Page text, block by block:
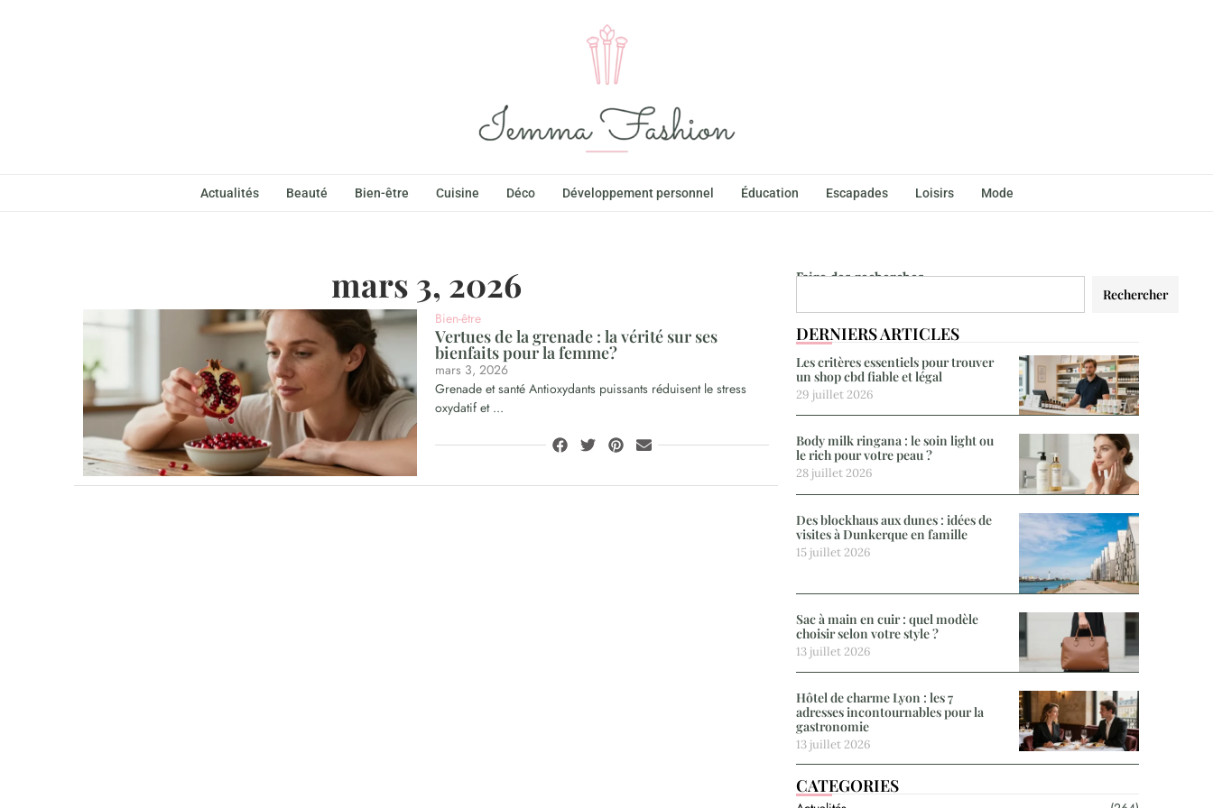
Actualités Beauté Bien-être Cuisine Déco Développement personnel Éducation Escapades Loisirs Mode
Faire des recherches
Rechercher
DERNIERS ARTICLES
Les critères essentiels pour trouver
un shop cbd fiable et légal
29 juillet 2026
Body milk ringana : le soin light ou
le rich pour votre peau ?
28 juillet 2026
Des blockhaus aux dunes : idées de
visites à Dunkerque en famille
15 juillet 2026
Sac à main en cuir : quel modèle
choisir selon votre style ?
13 juillet 2026
Hôtel de charme Lyon : les 7
adresses incontournables pour la
gastronomie
13 juillet 2026
CATEGORIES
mars 3, 2026
Bien-être
Vertues de la grenade : la vérité sur ses
bienfaits pour la femme?
mars 3, 2026
Grenade et santé Antioxydants puissants réduisent le stress
oxydatif et ...